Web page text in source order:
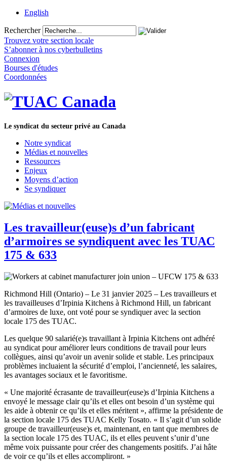
English
Rechercher
Trouvez votre section locale
S’abonner à nos cyberbulletins
Connexion
Bourses d'études
Coordonnées
Le syndicat du secteur privé au Canada
Notre syndicat
Médias et nouvelles
Ressources
Enjeux
Moyens d’action
Se syndiquer
Les travailleur(euse)s d’un fabricant
d’armoires se syndiquent avec les TUAC
175 & 633
Richmond Hill (Ontario) – Le 31 janvier 2025 – Les travailleurs et
les travailleuses d’Irpinia Kitchens à Richmond Hill, un fabricant
d’armoires de luxe, ont voté pour se syndiquer avec la section
locale 175 des TUAC.
Les quelque 90 salarié(e)s travaillant à Irpinia Kitchens ont adhéré
au syndicat pour améliorer leurs conditions de travail pour leurs
collègues, ainsi qu’avoir un avenir solide et stable. Les principaux
problèmes incluaient la sécurité d’emploi, l’ancienneté, les salaires,
les avantages sociaux et le favoritisme.
« Une majorité écrasante de travailleur(euse)s d’Irpinia Kitchens a
envoyé le message clair qu’ils et elles ont besoin d’un système qui
les aide à obtenir ce qu’ils et elles méritent », affirme la présidente de
la section locale 175 des TUAC Kelly Tosato. « Il s’agit d’un solide
groupe de travailleur(euse)s et, maintenant, en tant que membres de
la section locale 175 des TUAC, ils et elles peuvent s’unir d’une
même voix puissante pour créer des changements positifs. J’ai hâte
de voir ce qu’ils et elles accompliront. »